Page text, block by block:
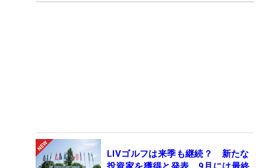
LIVゴルフは来季も継続？ 新たな